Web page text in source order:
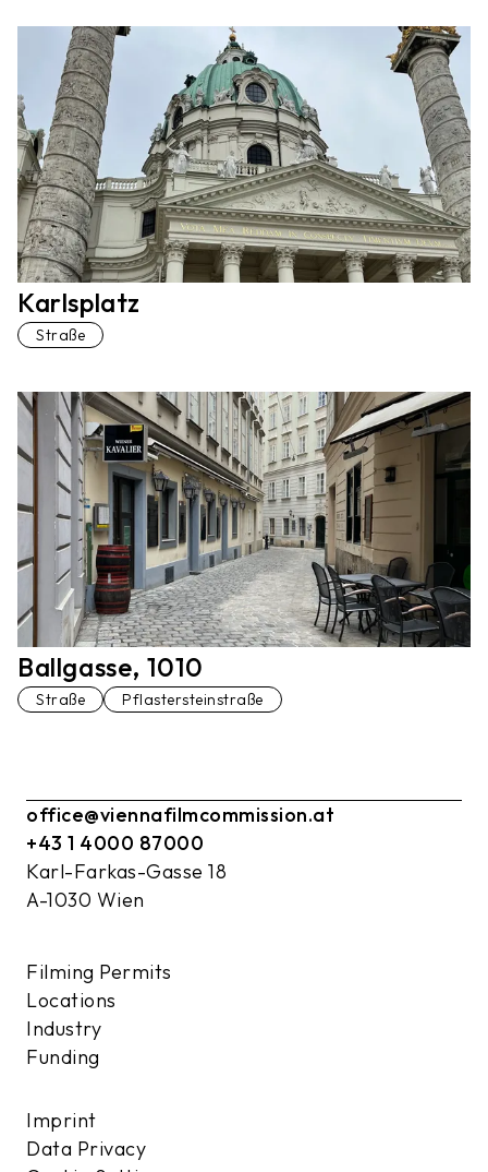
Karlsplatz
Straße
Ballgasse, 1010
Straße Pflastersteinstraße
office@viennafilmcommission.at
+43 1 4000 87000
Karl-Farkas-Gasse 18
A-1030 Wien
Filming Permits
Locations
Industry
Funding
Imprint
Data Privacy